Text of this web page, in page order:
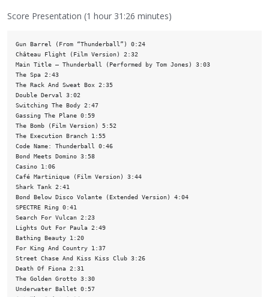
Score Presentation (1 hour 31:26 minutes)
Gun Barrel (From “Thunderball”) 0:24
Château Flight (Film Version) 2:32
Main Title – Thunderball (Performed by Tom Jones) 3:03
The Spa 2:43
The Rack And Sweat Box 2:35
Double Derval 3:02
Switching The Body 2:47
Gassing The Plane 0:59
The Bomb (Film Version) 5:52
The Execution Branch 1:55
Code Name: Thunderball 0:46
Bond Meets Domino 3:58
Casino 1:06
Café Martinique (Film Version) 3:44
Shark Tank 2:41
Bond Below Disco Volante (Extended Version) 4:04
SPECTRE Ring 0:41
Search For Vulcan 2:23
Lights Out For Paula 2:49
Bathing Beauty 1:20
For King And Country 1:37
Street Chase And Kiss Kiss Club 3:26
Death Of Fiona 2:31
The Golden Grotto 3:30
Underwater Ballet 0:57